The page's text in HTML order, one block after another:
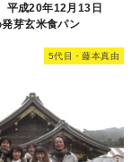
平成20年12月13日
芽玄米食パン
5代目・藤本真由